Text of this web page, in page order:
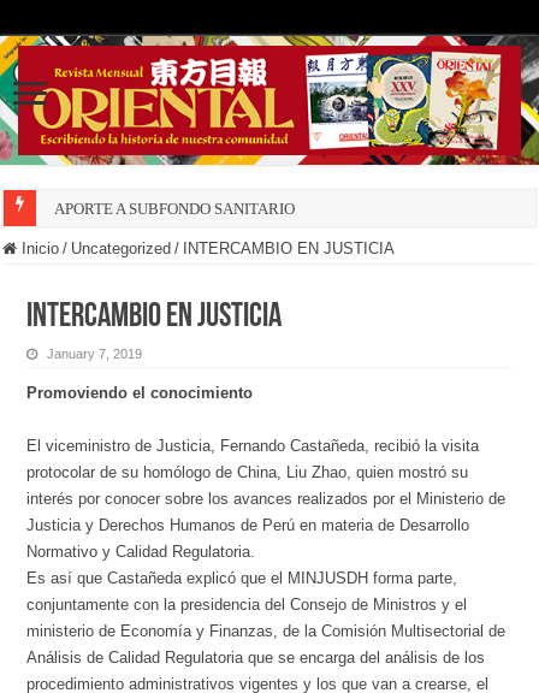
APORTE A SUBFONDO SANITARIO
Inicio / Uncategorized / INTERCAMBIO EN JUSTICIA
INTERCAMBIO EN JUSTICIA
January 7, 2019
Promoviendo el conocimiento
El viceministro de Justicia, Fernando Castañeda, recibió la visita
protocolar de su homólogo de China, Liu Zhao, quien mostró su
interés por conocer sobre los avances realizados por el Ministerio de
Justicia y Derechos Humanos de Perú en materia de Desarrollo
Normativo y Calidad Regulatoria.
Es así que Castañeda explicó que el MINJUSDH forma parte,
conjuntamente con la presidencia del Consejo de Ministros y el
ministerio de Economía y Finanzas, de la Comisión Multisectorial de
Análisis de Calidad Regulatoria que se encarga del análisis de los
procedimiento administrativos vigentes y los que van a crearse, el